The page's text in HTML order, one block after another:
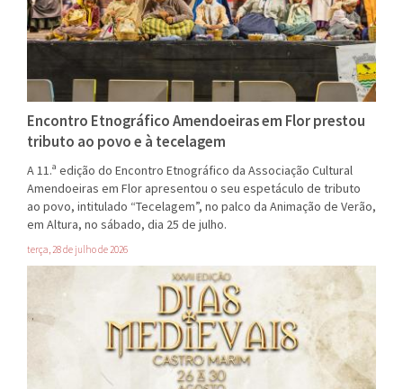
Encontro Etnográfico Amendoeiras em Flor prestou
tributo ao povo e à tecelagem
A 11.ª edição do Encontro Etnográfico da Associação Cultural
Amendoeiras em Flor apresentou o seu espetáculo de tributo
ao povo, intitulado “Tecelagem”, no palco da Animação de Verão,
em Altura, no sábado, dia 25 de julho.
terça, 28 de julho de 2026